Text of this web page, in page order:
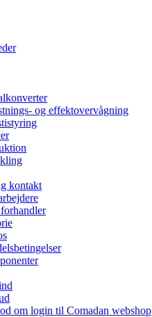
og effektovervågning
kontakt
om login til Comadan webshop